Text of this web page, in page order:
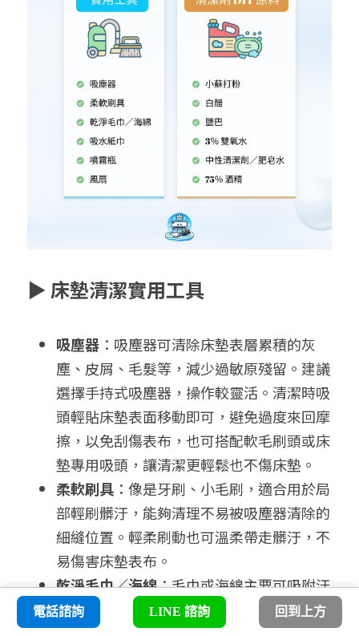
▶ 床墊清潔實用工具
吸塵器 ：吸塵器可清除床墊表層累積的灰
塵、皮屑、毛髮等，減少過敏原殘留。建議
選擇手持式吸塵器，操作較靈活。清潔時吸
頭輕貼床墊表面移動即可，避免過度來回摩
擦，以免刮傷表布，也可搭配軟毛刷頭或床
墊專用吸頭，讓清潔更輕鬆也不傷床墊。
柔軟刷具 ：像是牙刷、小毛刷，適合用於局
部輕刷髒汙，能夠清理不易被吸塵器清除的
細縫位置。輕柔刷動也可溫柔帶走髒汙，不
易傷害床墊表布。
乾淨毛巾／海綿：毛巾或海綿主要可吸附汙
漬或清理殘留的清潔劑，是濕式清潔後不可
電話諮詢 LINE 諮詢 回到上方